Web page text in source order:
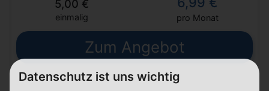
5,00 €
einmalig pro Monat
Zum Angebot
Datenschutz ist uns wichtig